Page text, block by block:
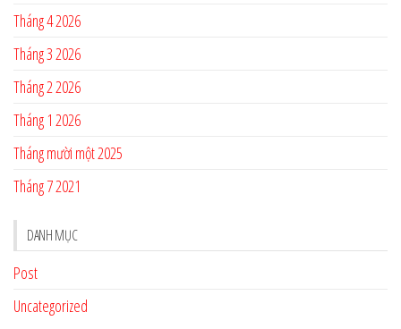
Tháng 4 2026
Tháng 3 2026
Tháng 2 2026
Tháng 1 2026
Tháng mười một 2025
Tháng 7 2021
DANH MỤC
Post
Uncategorized